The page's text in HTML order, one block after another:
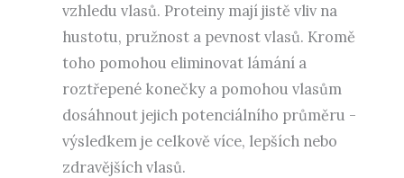
vzhledu vlasů. Proteiny mají jistě vliv na
hustotu, pružnost a pevnost vlasů. Kromě
toho pomohou eliminovat lámání a
roztřepené konečky a pomohou vlasům
dosáhnout jejich potenciálního průměru -
výsledkem je celkově více, lepších nebo
zdravějších vlasů.